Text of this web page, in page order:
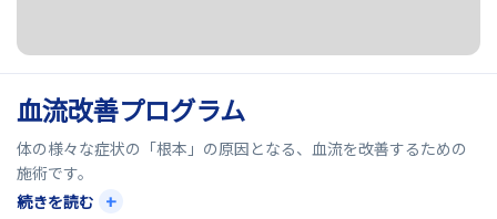
血流改善プログラム
体の様々な症状の「根本」の原因となる、血流を改善するための
施術です。
筋肉も骨格も内臓も、血液が流れているから栄養され、健康な状
続きを読む +